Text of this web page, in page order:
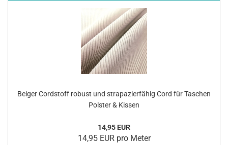
Bei­ger Cord­stoff ro­bust und stra­pa­zier­fä­hig Cord für Ta­schen
Pols­ter & Kis­sen
14,95 EUR
14,95 EUR pro Meter